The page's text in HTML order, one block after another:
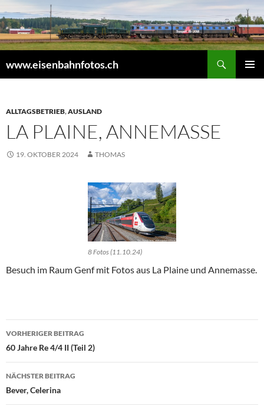
Inhalt
springen
www.eisenbahnfotos.ch
ALLTAGSBETRIEB,AUSLAND
LA PLAINE, ANNEMASSE
19. OKTOBER 2024 THOMAS
8 Fotos (11.10.24)
Besuch im Raum Genf mit Fotos aus La Plaine und Annemasse.
Beitragsnavigation
VORHERIGER BEITRAG
60 Jahre Re 4/4 II (Teil 2)
NÄCHSTER BEITRAG
Bever, Celerina